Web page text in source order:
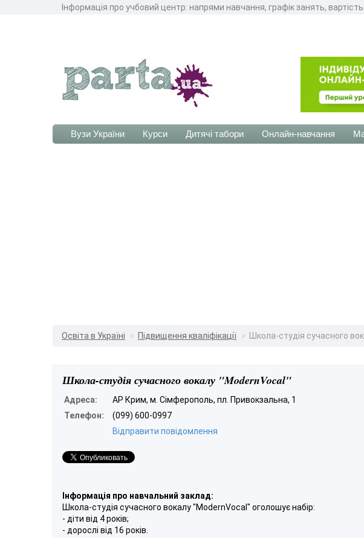
Інформація про учбовий центр: напрями навчання, графік занять,
Вузи України Курси Дитячі табори Онлайн-навчання
Освіта в Україні Підвищення кваліфікації Школа-студія сучасного
Школа-студія сучасного вокалу "ModernVocal"
Адреса:
АР Крим, м. Сімферополь, пл. Привокзальна, 1
Телефон:
(099) 600-0997
Відправити повідомлення
Інформація про навчальний заклад:
Школа-студія сучасного вокалу "ModernVocal" оголошує набір:
- діти від 4 років;
- дорослі від 16 років.